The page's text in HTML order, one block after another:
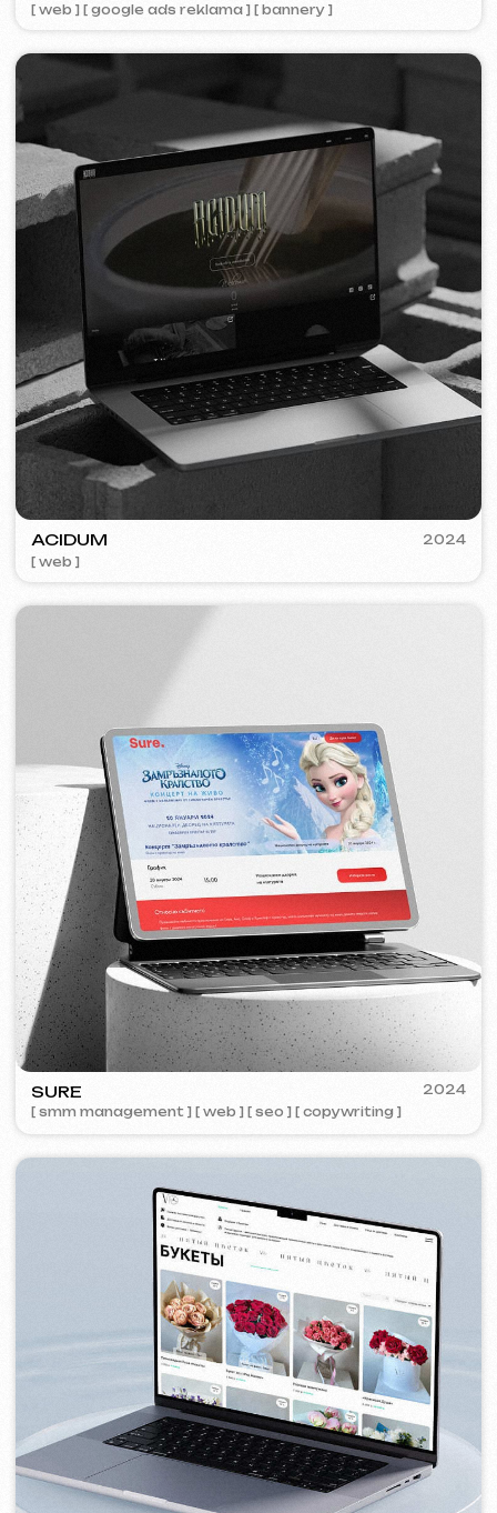
PLAN EVENT AGENCY
[ redesign webu ] [ seo ]
2023
FLAMES
[ smm management ] [ web ] [ seo ]
2023
ZAPOMNI
[ logo ] [ web ] [ seo ] [ vizitky ]
2023